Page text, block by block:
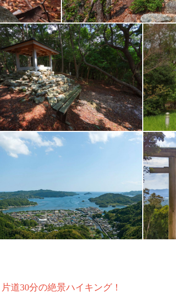
片道30分の絶景ハイキング！